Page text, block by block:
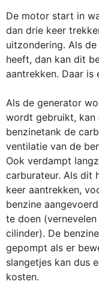
De motor start in
dan drie keer
uitzondering. Als
heeft, dan kan dit
aantrekken. Daar is
Als de generator
wordt gebruikt, kan
benzinetank de
ventilatie van de
Ook verdampt
carburateur. Als dit
keer aantrekken,
benzine
te doen
cilinder). De
gepompt als er
slangetjes kan dus
kosten.